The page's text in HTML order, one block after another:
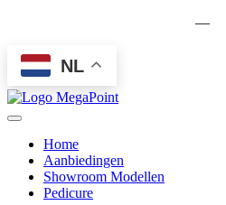
—
NL
Home
Aanbiedingen
Showroom Modellen
Pedicure